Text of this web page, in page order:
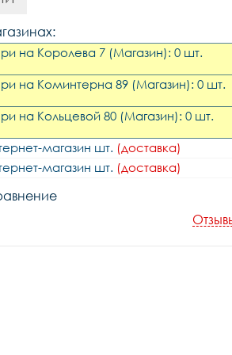
на Королева 7 (Магазин): 0 шт.
на Коминтерна 89 (Магазин): 0 шт.
на Кольцевой 80 (Магазин): 0 шт.
магазин шт. (доставка)
магазин шт. (доставка)